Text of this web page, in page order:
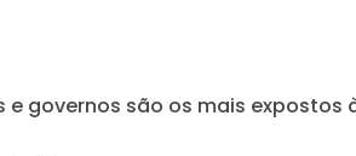
e governos são os mais expostos